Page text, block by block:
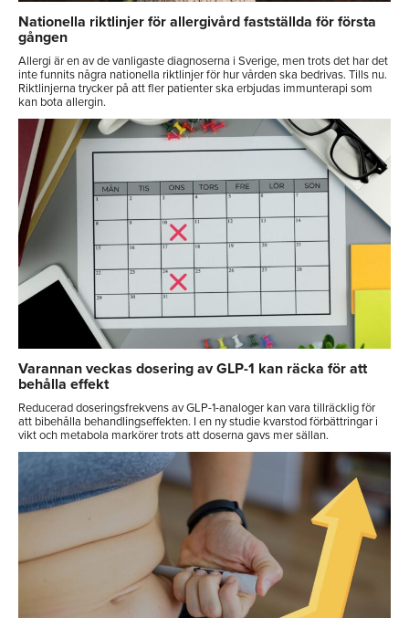
Nationella riktlinjer för allergivård fastställda för första
gången
Allergi är en av de vanligaste diagnoserna i Sverige, men trots det har det
inte funnits några nationella riktlinjer för hur vården ska bedrivas. Tills nu.
Riktlinjerna trycker på att fler patienter ska erbjudas immunterapi som
kan bota allergin.
Varannan veckas dosering av GLP-1 kan räcka för att
behålla effekt
Reducerad doseringsfrekvens av GLP-1-analoger kan vara tillräcklig för
att bibehålla behandlingseffekten. I en ny studie kvarstod förbättringar i
vikt och metabola markörer trots att doserna gavs mer sällan.